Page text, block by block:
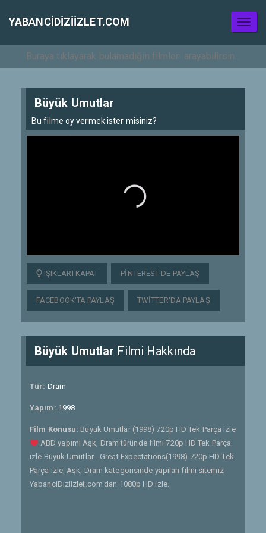
YABANCIDIZIIZLET.COM
Büyük Umutlar
Bu filme oy vermek ister misiniz?
IŞIKLARI KAPAT PINTEREST'DE PAYLAŞ
FACEBOOK'TA PAYLAŞ TWITTER'DA PAYLAŞ
Büyük Umutlar Filmi Hakkında
Tür: Dram
Yapım: 1998
Film Konusu: Büyük Umutlar (1998) 720p HD Tek Parça izle
ABD yapımı Aşk, Dram türünde filmi 720p HD Tek Parça
izle Büyük Umutlar - Great Expectations(1998) 720p HD Tek
Parça izle, Aşk, Dram kategorisinde yapılan filmi sitemiz
YabanciDiziizlet.com'dan 1080p HD izle.